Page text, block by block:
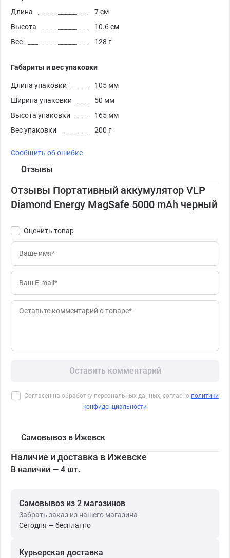
Длина
7 см
Высота
10.6 см
Вес
128 г
Габариты и вес упаковки
Длина упаковки
105 мм
Ширина упаковки
50 мм
Высота упаковки
165 мм
Вес упаковки
200 г
Сообщить об ошибке
Отзывы
Отзывы Портативный аккумулятор VLP
Diamond Energy MagSafe 5000 mAh черный
Оценить товар
Оставить комментарий
Согласен на обработку персональных данных, согласно политики
конфиденциальности
Самовывоз в Ижевск
Наличие и доставка в Ижевске
В наличии — 4 шт.
Самовывоз из 2 магазинов
Забрать заказ из нашего магазина
Сегодня — бесплатно
Курьерская доставка